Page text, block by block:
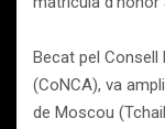
Becat pel Consell
(CoNCA), va
de Moscou